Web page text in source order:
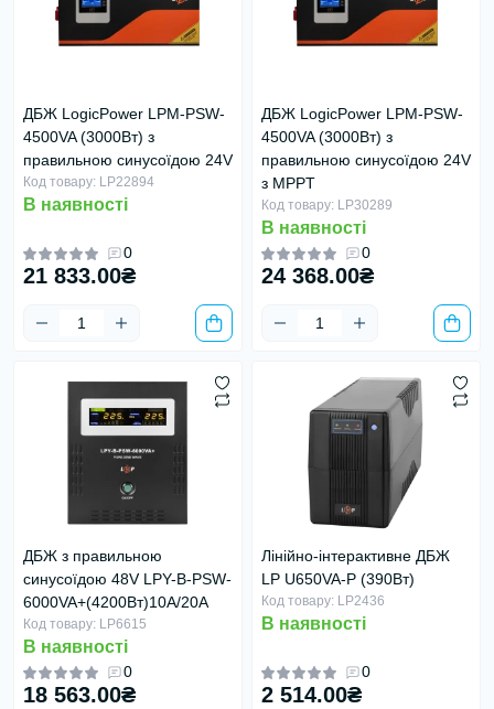
ДБЖ LogicPower LPM-PSW-
4500VA (3000Вт) з
правильною синусоїдою 24V
Код товару: LP22894
В наявності
0
21 833.00₴
ДБЖ LogicPower LPM-PSW-
4500VA (3000Вт) з
правильною синусоїдою 24V
з MPPT
Код товару: LP30289
В наявності
0
24 368.00₴
ДБЖ з правильною
синусоїдою 48V LPY-B-PSW-
6000VA+(4200Вт)10A/20A
Код товару: LP6615
В наявності
0
18 563.00₴
Лінійно-інтерактивне ДБЖ
LP U650VA-P (390Вт)
Код товару: LP2436
В наявності
0
2 514.00₴